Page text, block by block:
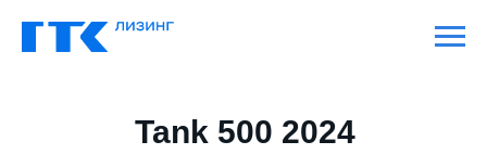
Tank 500 2024